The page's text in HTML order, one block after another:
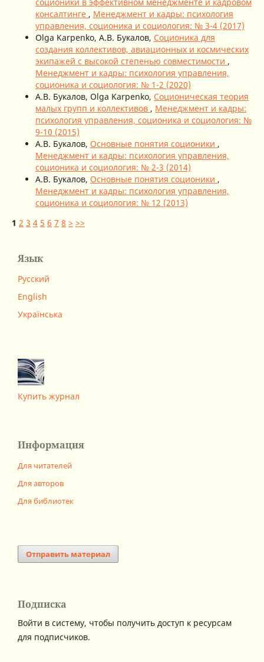
консалтинге , Менеджмент и кадры: психология
управления, соционика и социология: № 3-4 (2017)
Olga Karpenko, А.В. Букалов, Соционика для
создания коллективов, авиационных и космических
экипажей с высокой степенью совместимости ,
Менеджмент и кадры: психология управления,
соционика и социология: № 1-2 (2020)
А.В. Букалов, Olga Karpenko, Соционическая теория
малых групп и коллективов , Менеджмент и кадры:
психология управления, соционика и социология: №
9-10 (2015)
А.В. Букалов, Основные понятия соционики ,
Менеджмент и кадры: психология управления,
соционика и социология: № 2-3 (2014)
А.В. Букалов, Основные понятия соционики ,
Менеджмент и кадры: психология управления,
соционика и социология: № 12 (2013)
1 2 3 4 5 6 7 8 > >>
Язык
Русский
English
Українська
Купить журнал
Информация
Для читателей
Для авторов
Для библиотек
Отправить материал
Подписка
Войти в систему, чтобы получить доступ к ресурсам
для подписчиков.